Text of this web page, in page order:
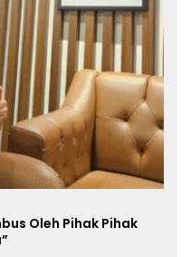
Oleh Pihak Pihak